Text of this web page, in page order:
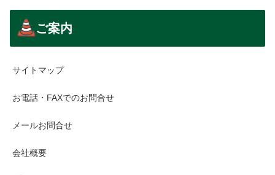
ご案内
サイトマップ
お電話・FAXでのお問合せ
メールお問合せ
会社概要